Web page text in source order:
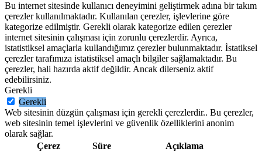
Bu internet sitesinde kullanıcı deneyimini geliştirmek adına bir takım
çerezler kullanılmaktadır. Kullanılan çerezler, işlevlerine göre
kategorize edilmiştir. Gerekli olarak kategorize edilen çerezler
internet sitesinin çalışması için zorunlu çerezlerdir. Ayrıca,
istatistiksel amaçlarla kullandığımız çerezler bulunmaktadır. İstatiksel
çerezler tarafımıza istatistiksel amaçlı bilgiler sağlamaktadır. Bu
çerezler, hali hazırda aktif değildir. Ancak dilerseniz aktif
edebilirsiniz.
Gerekli
Gerekli
Web sitesinin düzgün çalışması için gerekli çerezlerdir.. Bu çerezler,
web sitesinin temel işlevlerini ve güvenlik özelliklerini anonim
olarak sağlar.
Çerez
Süre Açıklama